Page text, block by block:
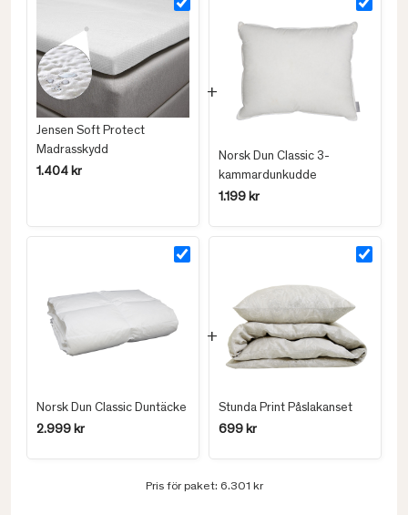
Jensen Soft Protect
Madrasskydd
1.404 kr
Norsk Dun Classic 3-
kammardunkudde
1.199 kr
Norsk Dun Classic Duntäcke
2.999 kr
Stunda Print Påslakanset
699 kr
Pris för paket: 6.301 kr